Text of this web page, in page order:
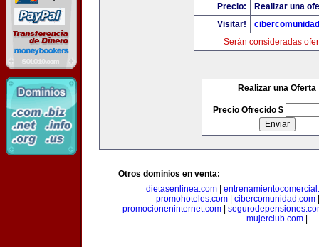
Precio:
Realizar una
Visitar!
Serán consideradas
Realizar una Oferta
Precio Ofrecido $
Otros dominios en venta:
dietasenlinea.com|
promohoteles.com
cibercomunidad.com
promocioneninternet.com|
mujerclub.com